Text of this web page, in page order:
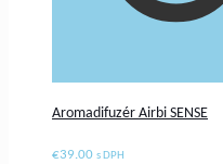
Aromadifuzér Airbi SENSE
€39.00 s DPH